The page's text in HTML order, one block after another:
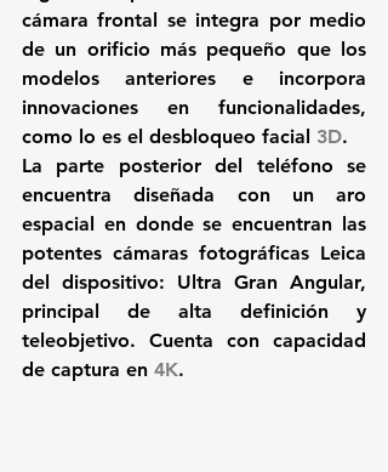
cámara frontal se integra por medio
de un orificio más pequeño que los
modelos anteriores e incorpora
innovaciones en funcionalidades,
como lo es el desbloqueo facial 3D.
La parte posterior del teléfono se
encuentra diseñada con un aro
espacial en donde se encuentran las
potentes cámaras fotográficas Leica
del dispositivo: Ultra Gran Angular,
principal de alta definición y
teleobjetivo. Cuenta con capacidad
de captura en 4K.